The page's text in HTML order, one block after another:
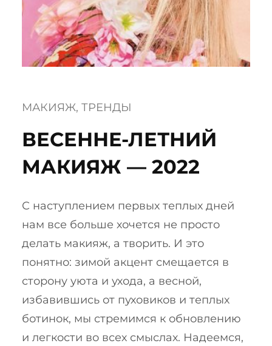
МАКИЯЖ, ТРЕНДЫ
ВЕСЕННЕ-ЛЕТНИЙ
МАКИЯЖ — 2022
С наступлением первых теплых дней
нам все больше хочется не просто
делать макияж, а творить. И это
понятно: зимой акцент смещается в
сторону уюта и ухода, а весной,
избавившись от пуховиков и теплых
ботинок, мы стремимся к обновлению
и легкости во всех смыслах. Надеемся,